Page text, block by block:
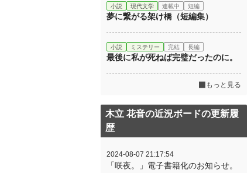
小説 現代文学 連載中 短編
夢に繋がる架け橋（短編集）
小説 ミステリー 完結 長編
最後に私が死ねば完璧だったのに。
もっと見る
木立 花音の近況ボードの更新履
歴
2024-08-07 21:17:54
「咲夜。」電子書籍化のお知らせ。